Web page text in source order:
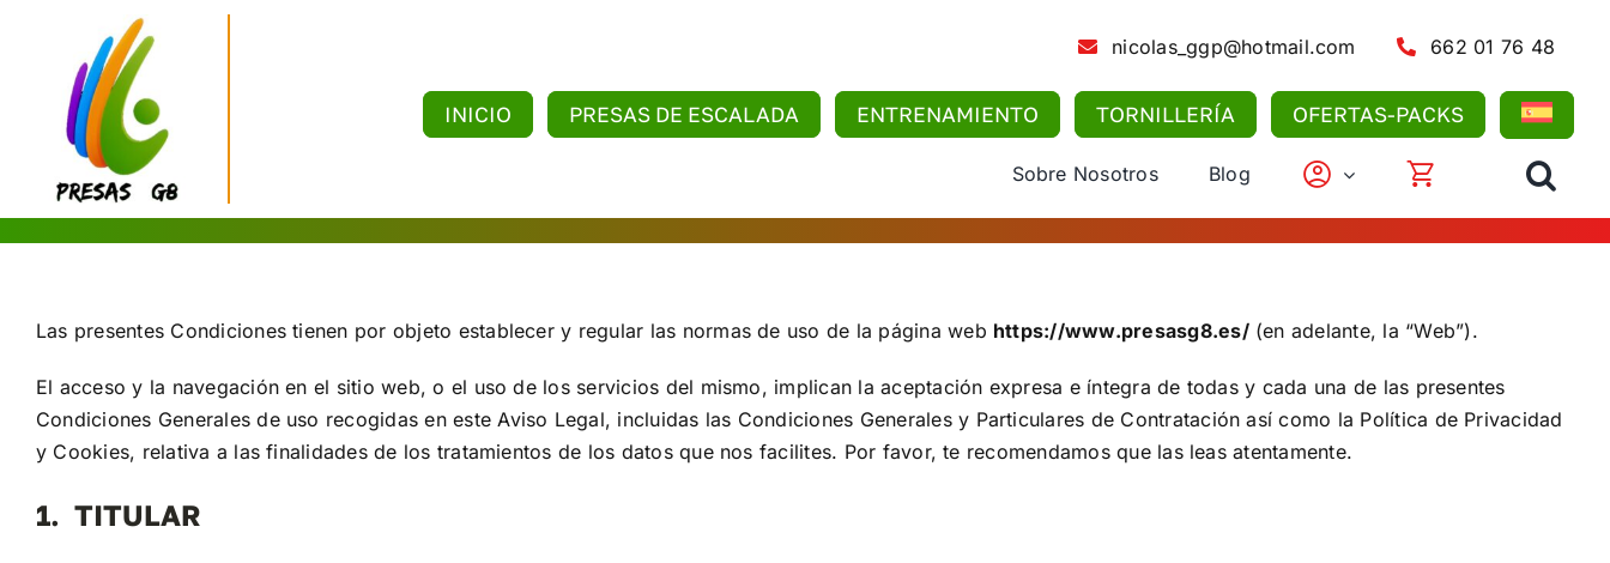
contenido
nicolas_ggp@hotmail.com 662 01 76 48
INICIO PRESAS DE ESCALADA ENTRENAMIENTO TORNILLERÍA OFERTAS-PACKS
Sobre Nosotros Blog
Las presentes Condiciones tienen por objeto establecer y regular las normas de uso de la página web https://www.presasg8.es/(en adelante, la “Web”).
El acceso y la navegación en el sitio web, o el uso de los servicios del mismo, implican la aceptación expresa e íntegra de todas y cada una de las presentes
Condiciones Generales de uso recogidas en este Aviso Legal, incluidas las Condiciones Generales y Particulares de Contratación así como la Política de Privacidad
y Cookies, relativa a las finalidades de los tratamientos de los datos que nos facilites. Por favor, te recomendamos que las leas atentamente.
1. TITULAR